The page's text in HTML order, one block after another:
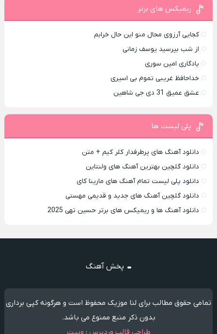
ریمیکس های برتر
کجایی آرزوی محال منو این حال خرابم
از شب بپرسید یوسف زمانی
یادگاری امین سوری
خداحافظ غریبی تموم بی اسیری
عشق عمیق 31 دی جی شاهین
پلی لیست ها
دانلود آهنگ های پرطرفدار کلر کیم + متن
دانلود گلچین بهترین آهنگ های ولنتاین
دانلود پلی لیست تمام آهنگ های مارینا کای
دانلود گلچین آهنگ های جدید و قدیمی مهستی
دانلود آهنگ ها و ریمیکس های برتر حسین تهی 2025
پخش آهنگ
تمامی حقوق مطالب برای لنا موزیک محفوظ است و هرگونه کپی برداری
بدون ذکر منبع ممنوع می باشد.